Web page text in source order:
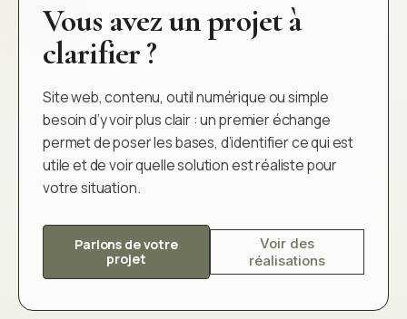
Vous avez un projet à
clarifier ?
Site web, contenu, outil numérique ou simple
besoin d’y voir plus clair : un premier échange
permet de poser les bases, d’identifier ce qui est
utile et de voir quelle solution est réaliste pour
votre situation.
Parlons de votre
projet
Voir des
réalisations